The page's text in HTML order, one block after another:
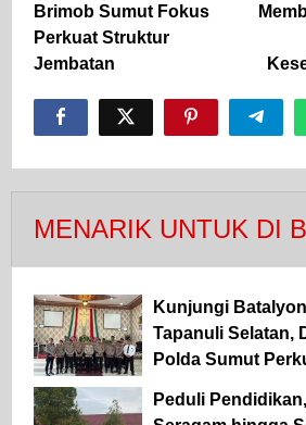
Brimob Sumut Fokus
Perkuat Struktur
Jembatan
MENARIK UNTUK DI
Kunjungi
Tapanuli Selatan,
Polda Sumut
Peduli